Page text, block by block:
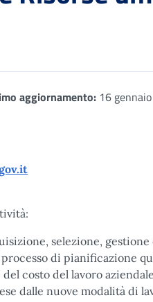
aggiornamento: 16
selezione,
di pianificazione
costo del lavoro
dalle nuove modalità di